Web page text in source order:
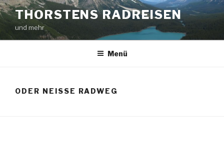
Zum
Inhalt
springen
THORSTENS RADREISEN
und mehr
Menü
ODER NEISSE RADWEG